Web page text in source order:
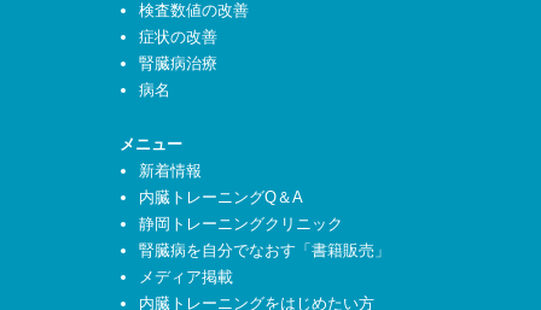
検査数値の改善
症状の改善
腎臓病治療
病名
メニュー
新着情報
内臓トレーニングQ＆A
静岡トレーニングクリニック
腎臓病を自分でなおす「書籍販売」
メディア掲載
内臓トレーニングをはじめたい方